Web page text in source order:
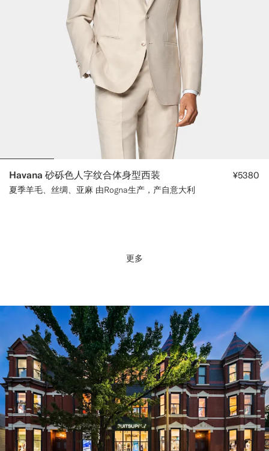
Havana 砂砾色人字纹合体身型西装
夏季羊毛、丝绸、亚麻 由Rogna生产，产自意大利
¥5380
更多